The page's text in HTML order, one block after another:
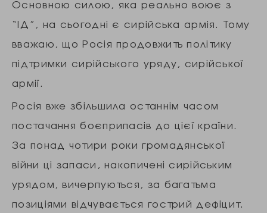
Основною силою, яка реально воює з
“ІД”, на сьогодні є сирійська армія. Тому
вважаю, що Росія продовжить політику
підтримки сирійського уряду, сирійської
армії.
Росія вже збільшила останнім часом
постачання боєприпасів до цієї країни.
За понад чотири роки громадянської
війни ці запаси, накопичені сирійським
урядом, вичерпуються, за багатьма
позиціями відчувається гострий дефіцит.